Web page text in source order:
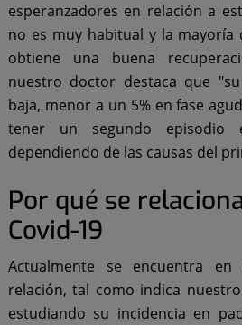
esperanzadores en relación a
no es muy habitual y la mayoría
obtiene una buena
nuestro doctor destaca que
baja, menor a un 5% en fase
tener un segundo episodio
dependiendo de las causas del
Por qué se
Covid-19
Actualmente se encuentra
relación, tal como indica
estudiando su incidencia en